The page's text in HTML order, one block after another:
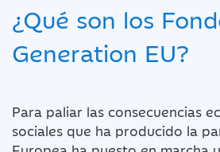
¿Qué son los
Generation EU?
Para paliar las consecuencias
sociales que ha producido la